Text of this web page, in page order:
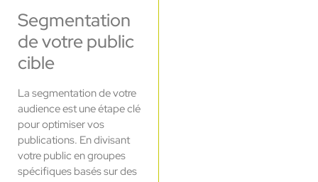
Segmentation
de votre public
cible
La segmentation de votre
audience est une étape clé
pour optimiser vos
publications. En divisant
votre public en groupes
spécifiques basés sur des